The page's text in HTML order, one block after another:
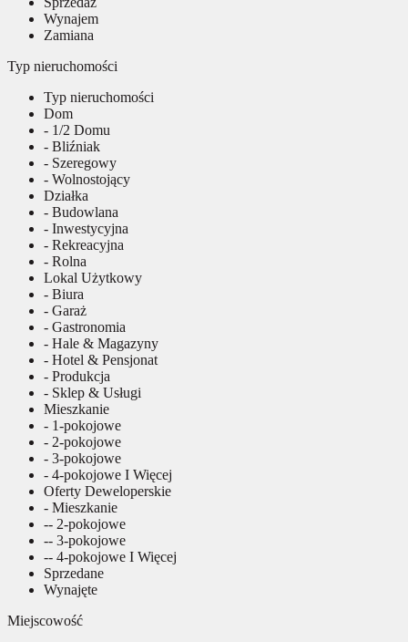
Wynajem
Zamiana
Typ nieruchomości
Typ nieruchomości
Dom
- 1/2 Domu
- Bliźniak
- Szeregowy
- Wolnostojący
Działka
- Budowlana
- Inwestycyjna
- Rekreacyjna
- Rolna
Lokal Użytkowy
- Biura
- Garaż
- Gastronomia
- Hale & Magazyny
- Hotel & Pensjonat
- Produkcja
- Sklep & Usługi
Mieszkanie
- 1-pokojowe
- 2-pokojowe
- 3-pokojowe
- 4-pokojowe I Więcej
Oferty Deweloperskie
- Mieszkanie
-- 2-pokojowe
-- 3-pokojowe
-- 4-pokojowe I Więcej
Sprzedane
Wynajęte
Miejscowość